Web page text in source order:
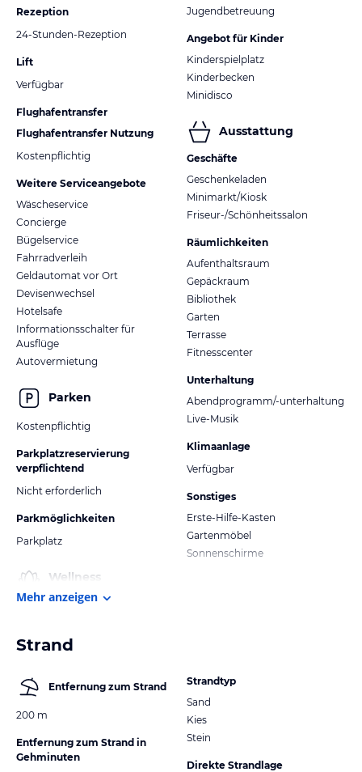
Rezeption
24-Stunden-Rezeption
Lift
Verfügbar
Flughafentransfer
Flughafentransfer Nutzung
Kostenpflichtig
Weitere Serviceangebote
Wäscheservice
Concierge
Bügelservice
Fahrradverleih
Geldautomat vor Ort
Devisenwechsel
Hotelsafe
Informationsschalter für
Ausflüge
Autovermietung
Parken
Kostenpflichtig
Parkplatzreservierung
verpflichtend
Nicht erforderlich
Parkmöglichkeiten
Parkplatz
Wellness
Jugendbetreuung
Angebot für Kinder
Kinderspielplatz
Kinderbecken
Minidisco
Ausstattung
Geschäfte
Geschenkeladen
Minimarkt/Kiosk
Friseur-/Schönheitssalon
Räumlichkeiten
Aufenthaltsraum
Gepäckraum
Bibliothek
Garten
Terrasse
Fitnesscenter
Unterhaltung
Abendprogramm/-unterhaltung
Live-Musik
Klimaanlage
Verfügbar
Sonstiges
Erste-Hilfe-Kasten
Gartenmöbel
Sonnenschirme
Mehr anzeigen
Strand
Entfernung zum Strand
200 m
Entfernung zum Strand in
Gehminuten
Strandtyp
Sand
Kies
Stein
Direkte Strandlage